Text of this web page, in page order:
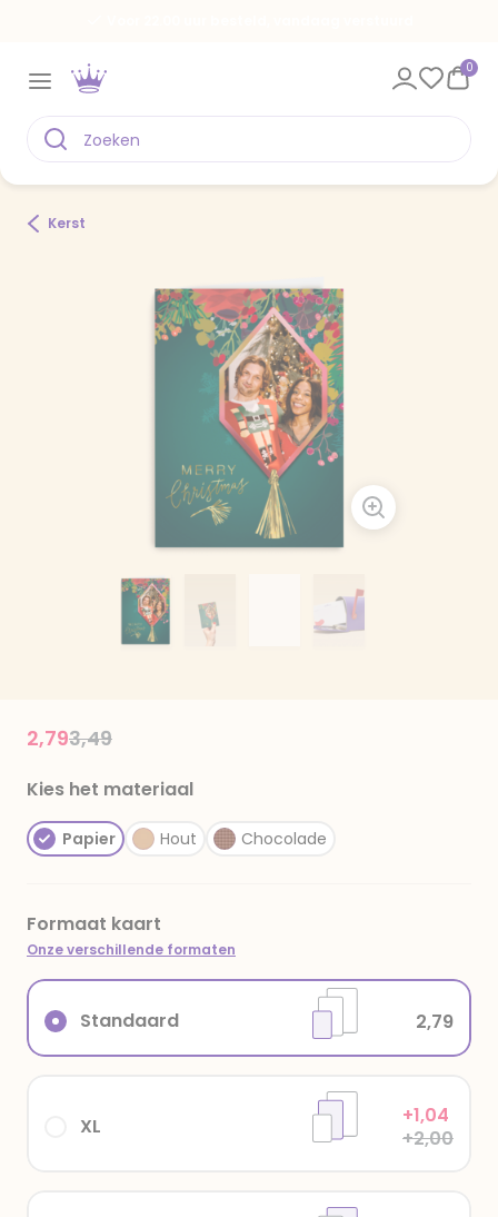
0
Kerst
Price reduced from
3,49to
2,79
Kies het materiaal
Papier Hout Chocolade
Formaat kaart
Onze verschillende formaten
XL
+1,04
+2,00
Standaard 2,79